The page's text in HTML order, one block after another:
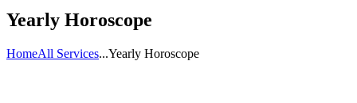
Yearly Horoscope
HomeAll Services...Yearly Horoscope